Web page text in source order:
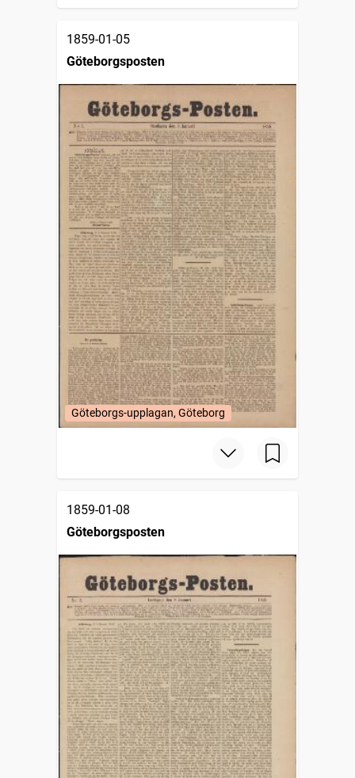
1859-01-05
Göteborgsposten
Göteborgs-upplagan, Göteborg
1859-01-08
Göteborgsposten